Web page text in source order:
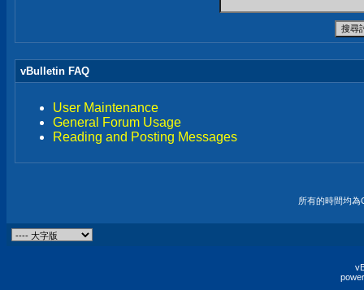
vBulletin FAQ
User Maintenance
General Forum Usage
Reading and Posting Messages
所有的時間均為